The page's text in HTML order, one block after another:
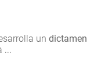
un dictamen
...